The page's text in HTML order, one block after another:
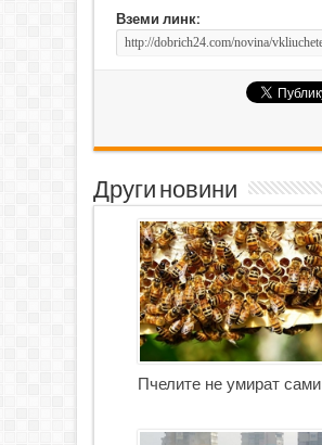
Вземи линк:
Други новини
Пчелите не умират сами